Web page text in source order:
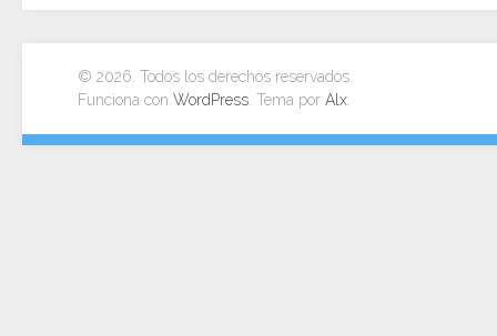
© 2026. Todos los derechos reservados.
Funciona con WordPress . Tema por Alx